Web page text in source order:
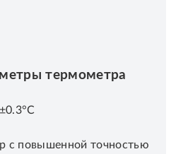
термометра
с повышенной точностью